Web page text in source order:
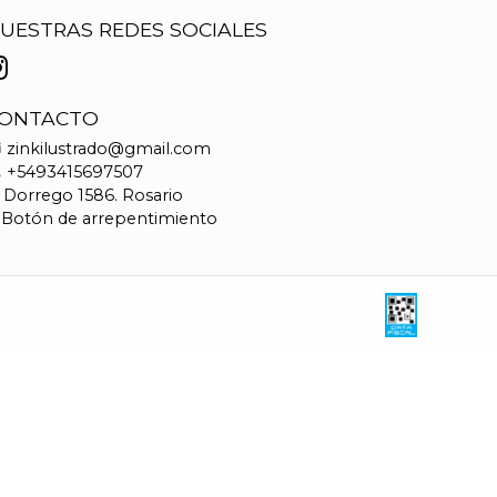
REDES SOCIALES
zinkilustrado@gmail.com
+5493415697507
Dorrego 1586. Rosario
de arrepentimiento